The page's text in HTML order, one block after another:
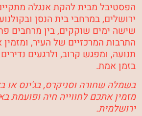
הפסטיבל מבית להקת אנגלה
ירושלים, במרחבי בית הנסן
שישה ימים שוקקים, בין מרחבים
התרבות המרכזיים של העיר,
תנועה, ומפגש קרוב, ולרגעים
בזמן אמת.
מזמין אתכם לחווייה חיה ופועמת
ירושלמית.